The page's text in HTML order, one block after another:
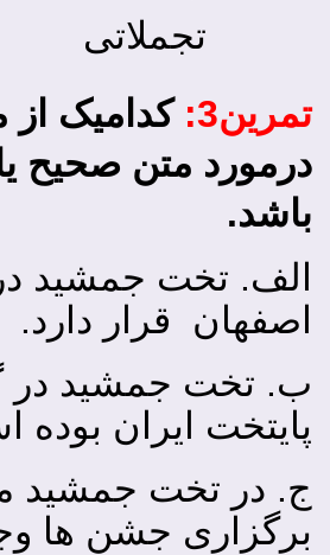
تجملاتی
تمرین3:
کدامیک از
درمورد متن صحیح
باشد.
اصفهان قرار دارد.
ب. تخت جمشید در گذشته
پایتخت ایران بوده
ج. در تخت جمشید مکانی برای
برگزاری جشن­ ها